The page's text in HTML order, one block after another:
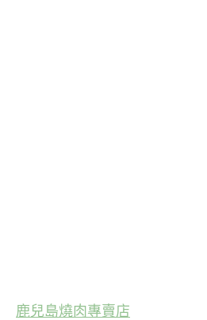
鹿兒島燒肉專賣店